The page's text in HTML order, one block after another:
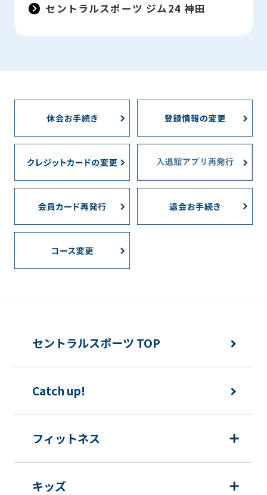
セントラルスポーツ ジム24 神田
セントラルスポーツ TOP
Catch up!
フィットネス
キッズ